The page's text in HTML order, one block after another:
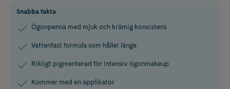
Snabba fakta
Ögonpenna med mjuk och krämig konsistens
Vattenfast formula som håller länge
Rikligt pigmenterad för intensiv ögonmakeup
Kommer med en applikator